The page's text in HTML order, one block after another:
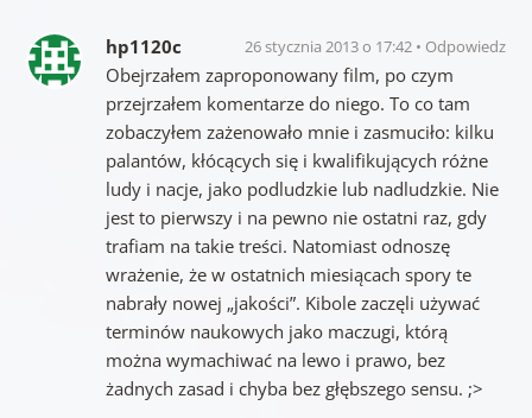
hp1120c 26 stycznia 2013 o 17:42 Odpowiedz
Obejrzałem zaproponowany film, po czym
przejrzałem komentarze do niego. To co tam
zobaczyłem zażenowało mnie i zasmuciło: kilku
palantów, kłócących się i kwalifikujących różne
ludy i nacje, jako podludzkie lub nadludzkie. Nie
jest to pierwszy i na pewno nie ostatni raz, gdy
trafiam na takie treści. Natomiast odnoszę
wrażenie, że w ostatnich miesiącach spory te
nabrały nowej „jakości”. Kibole zaczęli używać
terminów naukowych jako maczugi, którą
można wymachiwać na lewo i prawo, bez
żadnych zasad i chyba bez głębszego sensu. ;>